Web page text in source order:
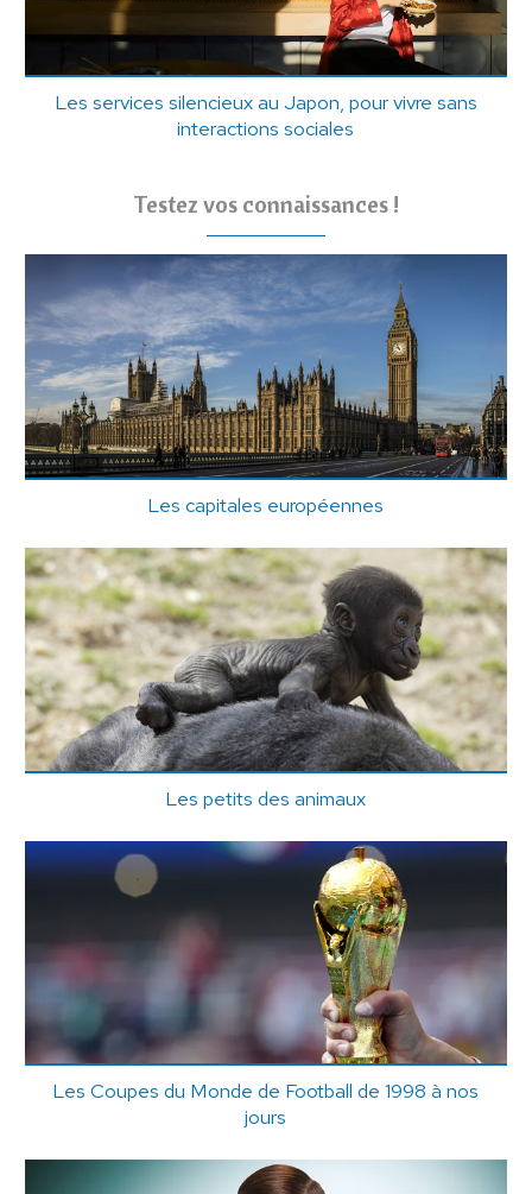
Les services silencieux au Japon, pour vivre sans
interactions sociales
Testez vos connaissances !
Les capitales européennes
Les petits des animaux
Les Coupes du Monde de Football de 1998 à nos
jours